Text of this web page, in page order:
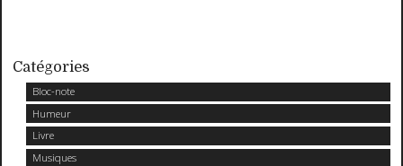
Catégories
Bloc-note
Humeur
Livre
Musiques